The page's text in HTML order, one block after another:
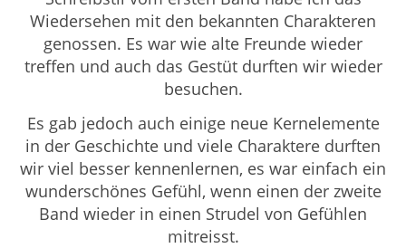
Wiedersehen mit den bekannten Charakteren
genossen. Es war wie alte Freunde wieder
treffen und auch das Gestüt durften wir wieder
besuchen.
Es gab jedoch auch einige neue Kernelemente
in der Geschichte und viele Charaktere durften
wir viel besser kennenlernen, es war einfach ein
wunderschönes Gefühl, wenn einen der zweite
Band wieder in einen Strudel von Gefühlen
mitreisst.